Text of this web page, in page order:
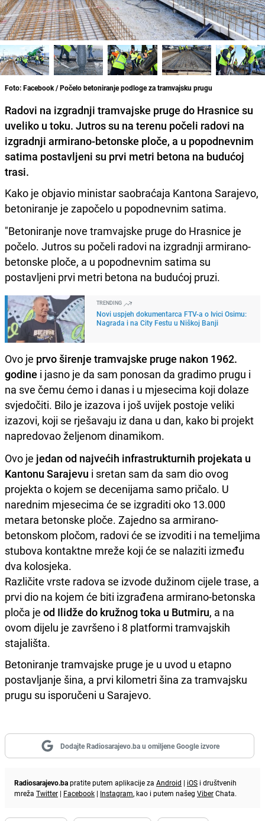
Foto: Facebook / Počelo betoniranje podloge za tramvajsku prugu
Radovi na izgradnji tramvajske pruge do Hrasnice su
uveliko u toku. Jutros su na terenu počeli radovi na
izgradnji armirano-betonske ploče, a u popodnevnim
satima postavljeni su prvi metri betona na budućoj
trasi.
Kako je objavio ministar saobraćaja Kantona Sarajevo,
betoniranje je započelo u popodnevnim satima.
"Betoniranje nove tramvajske pruge do Hrasnice je
počelo. Jutros su počeli radovi na izgradnji armirano-
betonske ploče, a u popodnevnim satima su
postavljeni prvi metri betona na budućoj pruzi.
TRENDING
Novi uspjeh dokumentarca FTV-a o Ivici Osimu:
Nagrada i na City Festu u Niškoj Banji
Ovo je prvo širenje tramvajske pruge nakon 1962.
godine i jasno je da sam ponosan da gradimo prugu i
na sve čemu ćemo i danas i u mjesecima koji dolaze
svjedočiti. Bilo je izazova i još uvijek postoje veliki
izazovi, koji se rješavaju iz dana u dan, kako bi projekt
napredovao željenom dinamikom.
Ovo je jedan od najvećih infrastrukturnih projekata u
Kantonu Sarajevu i sretan sam da sam dio ovog
projekta o kojem se decenijama samo pričalo. U
narednim mjesecima će se izgraditi oko 13.000
metara betonske ploče. Zajedno sa armirano-
betonskom pločom, radovi će se izvoditi i na temeljima
stubova kontaktne mreže koji će se nalaziti između
dva kolosjeka.
Različite vrste radova se izvode dužinom cijele trase, a
prvi dio na kojem će biti izgrađena armirano-betonska
ploča je od Ilidže do kružnog toka u Butmiru, a na
ovom dijelu je završeno i 8 platformi tramvajskih
stajališta.
Betoniranje tramvajske pruge je u uvod u etapno
postavljanje šina, a prvi kilometri šina za tramvajsku
prugu su isporučeni u Sarajevo.
Dodajte Radiosarajevo.ba u omiljene Google izvore
Radiosarajevo.bapratite putem aplikacije za Android | iOS i društvenih
mreža Twitter | Facebook | Instagram, kao i putem našeg ViberChata.